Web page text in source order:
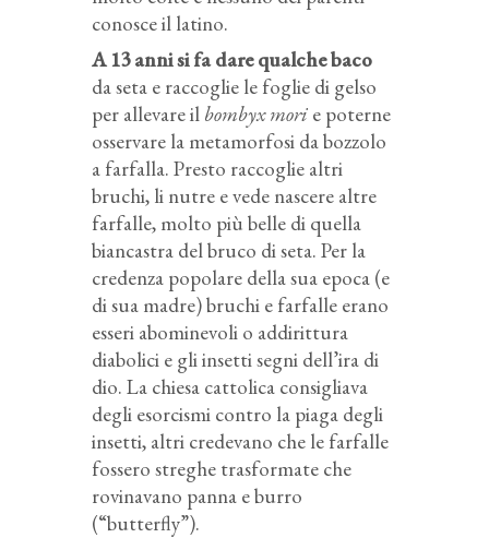
conosce il latino.
A 13 anni si fa dare qualche baco
da seta e raccoglie le foglie di gelso
per allevare il bombyx mori e poterne
osservare la metamorfosi da bozzolo
a farfalla. Presto raccoglie altri
bruchi, li nutre e vede nascere altre
farfalle, molto più belle di quella
biancastra del bruco di seta. Per la
credenza popolare della sua epoca (e
di sua madre) bruchi e farfalle erano
esseri abominevoli o addirittura
diabolici e gli insetti segni dell’ira di
dio. La chiesa cattolica consigliava
degli esorcismi contro la piaga degli
insetti, altri credevano che le farfalle
fossero streghe trasformate che
rovinavano panna e burro
(“butterfly”).